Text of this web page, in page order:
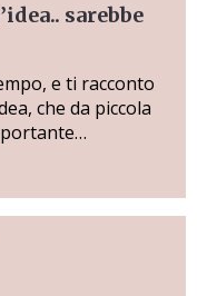
sarebbe
e ti racconto
che da piccola